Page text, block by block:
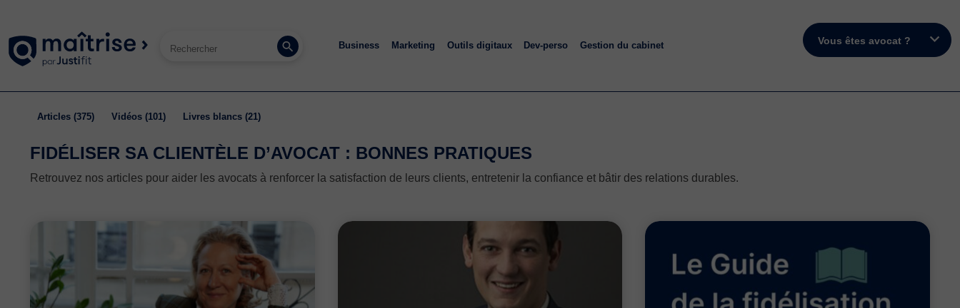
Business Marketing Outils digitaux Dev-perso Gestion du cabinet Vous êtes avocat ?
articles (375) vidéos (101) livres blancs (21)
FIDÉLISER SA CLIENTÈLE D’AVOCAT : BONNES PRATIQUES
Retrouvez nos articles pour aider les avocats à renforcer la satisfaction de leurs clients, entretenir la confiance et bâtir des relations durables.